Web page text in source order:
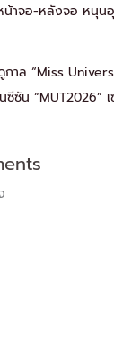
น้าจอ-หลังจอ หนุน
กาล “Miss
น “MUT2026” เ